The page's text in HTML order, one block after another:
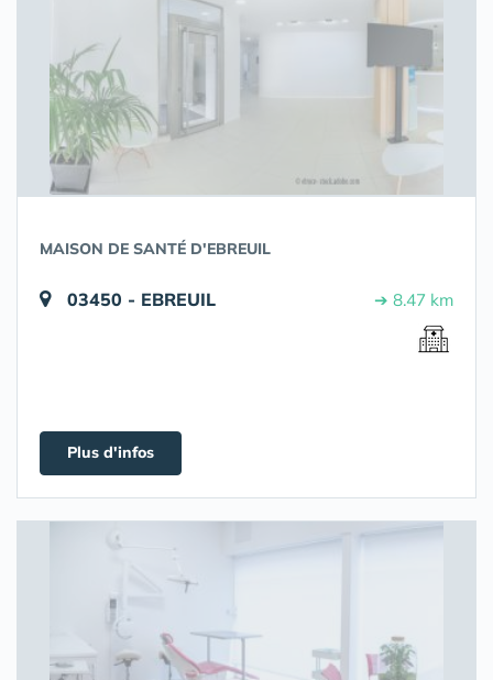
MAISON DE SANTÉ D'EBREUIL
03450 - EBREUIL ➔ 8.47 km
Plus d'infos